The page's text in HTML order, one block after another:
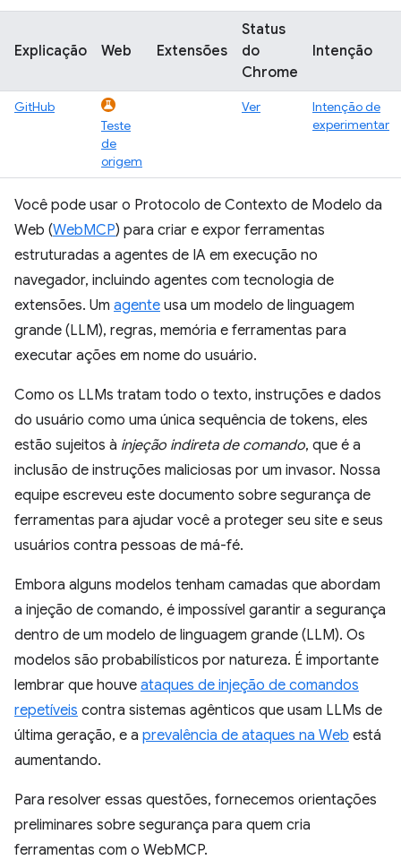
Explicação Web Extensões
Status
do
Chrome
Intenção
GitHub
Teste
de
origem
Ver
Intenção de
experimentar
Você pode usar o Protocolo de Contexto de Modelo da
Web (WebMCP) para criar e expor ferramentas
estruturadas a agentes de IA em execução no
navegador, incluindo agentes com tecnologia de
extensões. Um agente usa um modelo de linguagem
grande (LLM), regras, memória e ferramentas para
executar ações em nome do usuário.
Como os LLMs tratam todo o texto, instruções e dados
do usuário como uma única sequência de tokens, eles
estão sujeitos à injeção indireta de comando, que é a
inclusão de instruções maliciosas por um invasor. Nossa
equipe escreveu este documento sobre segurança de
ferramentas para ajudar você a proteger seu site e seus
usuários contra pessoas de má-fé.
Embora alguns modelos tenham camadas que abordam
a injeção de comando, é impossível garantir a segurança
dentro de um modelo de linguagem grande (LLM). Os
modelos são probabilísticos por natureza. É importante
lembrar que houve ataques de injeção de comandos
repetíveis contra sistemas agênticos que usam LLMs de
última geração, e a prevalência de ataques na Web está
aumentando.
Para resolver essas questões, fornecemos orientações
preliminares sobre segurança para quem cria
ferramentas com o WebMCP.